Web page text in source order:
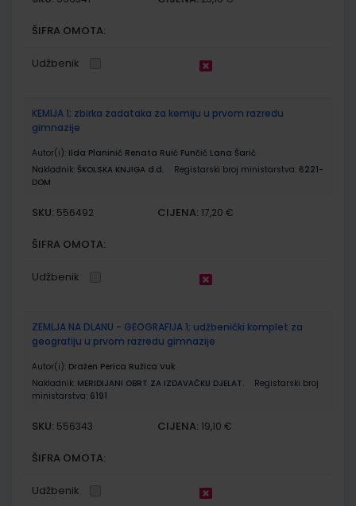
ŠIFRA OMOTA:
Udžbenik
KEMIJA 1; zbirka zadataka za kemiju u prvom razredu
gimnazije
Autor(i): Ilda Planinić Renata Ruić Funčić Lana Šarić
Nakladnik: ŠKOLSKA KNJIGA d.d. Registarski broj ministarstva: 6221-
DOM
SKU: 556492 CIJENA: 17,20 €
ŠIFRA OMOTA:
Udžbenik
ZEMLJA NA DLANU - GEOGRAFIJA 1; udžbenički komplet za
geografiju u prvom razredu gimnazije
Autor(i): Dražen Perica Ružica Vuk
Nakladnik: MERIDIJANI OBRT ZA IZDAVAČKU DJELAT.
Registarski broj
ministarstva: 6191
SKU: 556343 CIJENA: 19,10 €
ŠIFRA OMOTA:
Udžbenik